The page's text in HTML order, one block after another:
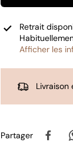
Retrait
Afficher les
Livraison
Partager